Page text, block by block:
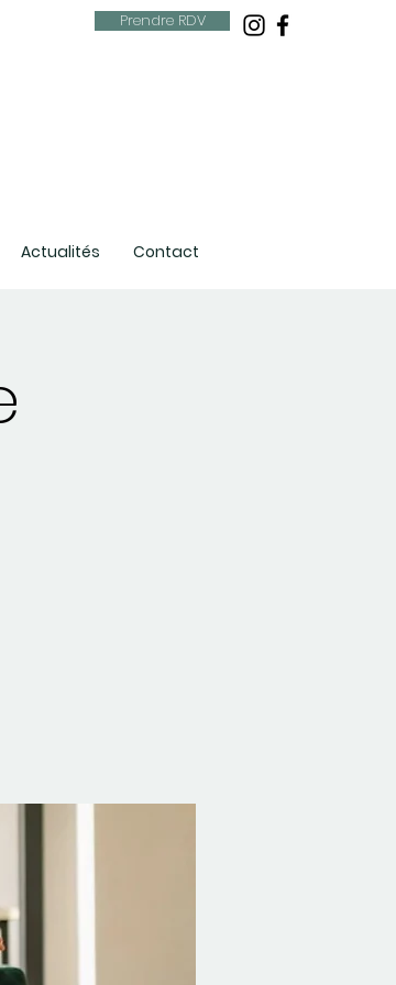
Prendre RDV
Actualités Contact